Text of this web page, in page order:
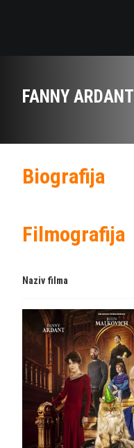
FANNY ARDANT
Biografija
Filmografija
Naziv filma